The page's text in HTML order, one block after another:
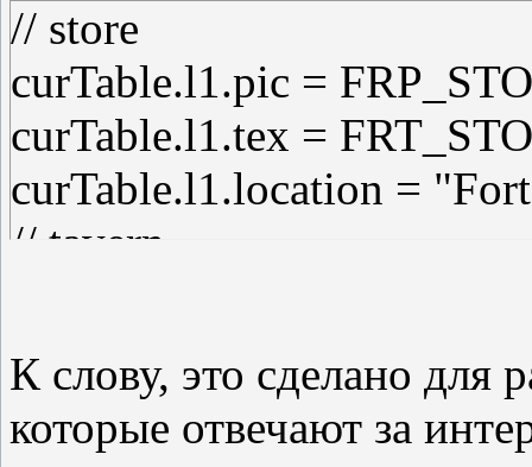
// store
curTable.l1.pic =
curTable.l1.tex =
curTable.l1.location =
// tavern
curTable.l2.tex =
curTable.l2.location =
// residence
К слову, это сделано для
которые отвечают за